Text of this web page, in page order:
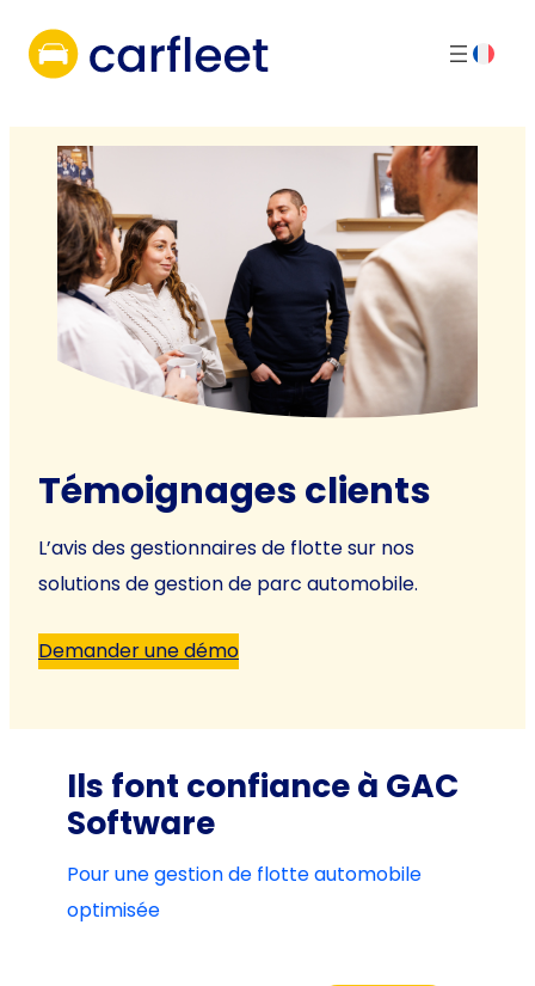
Aller
au
Témoignages clients
L’avis des gestionnaires de flotte sur nos
solutions de gestion de parc automobile.
Demander une démo
Ils font confiance à GAC
Software
Pour une gestion de flotte automobile
optimisée